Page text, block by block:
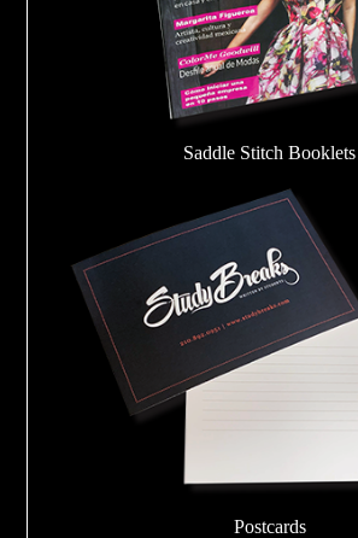
Saddle Stitch Booklets
Postcards